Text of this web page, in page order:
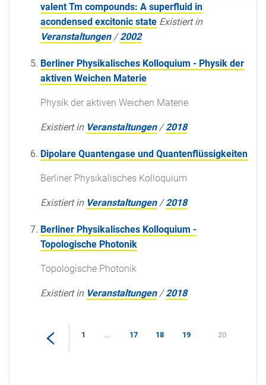
valent Tm compounds: A superfluid in
acondensed excitonic state Existiert in
Veranstaltungen /2002
Berliner Physikalisches Kolloquium - Physik der
aktiven Weichen Materie
Physik der aktiven Weichen Materie
Existiert in Veranstaltungen /2018
Dipolare Quantengase und Quantenflüssigkeiten
Berliner Physikalisches Kolloquium
Existiert in Veranstaltungen /2018
Berliner Physikalisches Kolloquium -
Topologische Photonik
Topologische Photonik
Existiert in Veranstaltungen /2018
1 ... 17 18 19 20